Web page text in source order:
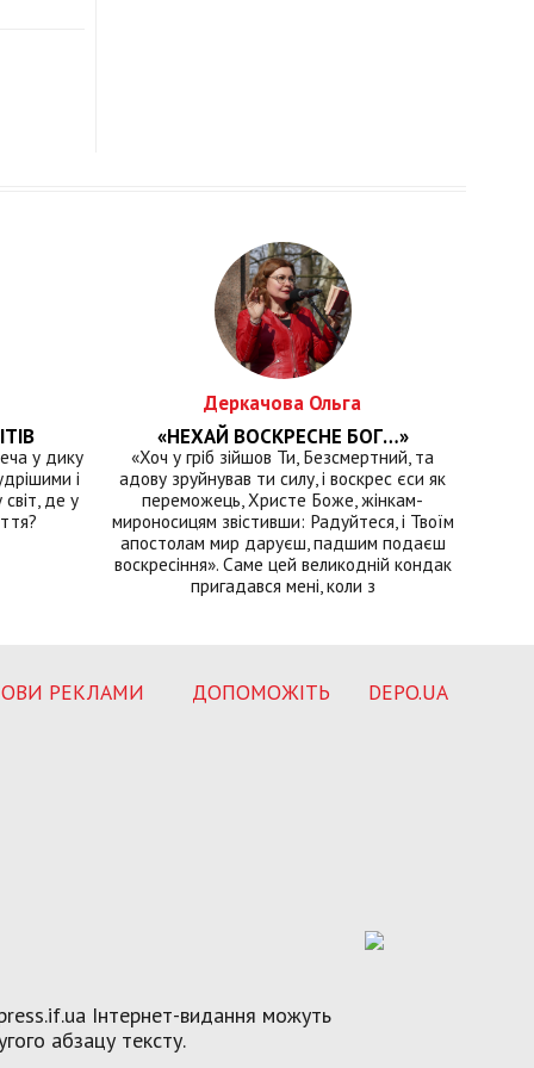
у дику
і
де у
Деркачова Ольга
«НЕХАЙ ВОСКРЕСНЕ БОГ…»
«Хоч у гріб зійшов Ти, Безсмертний, та
адову зруйнував ти силу, і воскрес єси як
переможець, Христе Боже, жінкам-
мироносицям звістивши: Радуйтеся, і Твоїм
апостолам мир даруєш, падшим подаєш
воскресіння». Саме цей великодній кондак
пригадався мені, коли з
РЕКЛАМИ ДОПОМОЖІТЬ DEPO.UA
Інтернет-видання можуть
абзацу тексту.